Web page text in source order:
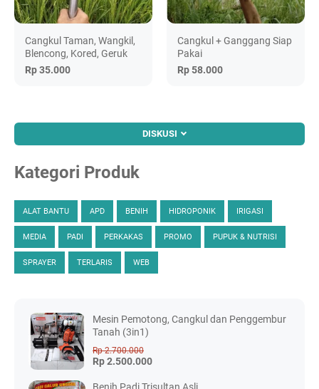
Cangkul Taman, Wangkil,
Blencong, Kored, Geruk
Rp 35.000
Cangkul + Ganggang Siap
Pakai
Rp 58.000
DISKUSI
Kategori Produk
ALAT BANTU APD BENIH HIDROPONIK IRIGASI
MEDIA PADI PERKAKAS PROMO PUPUK & NUTRISI
SPRAYER TERLARIS WEB
Mesin Pemotong, Cangkul dan Penggembur
Tanah (3in1)
Rp 2.700.000
Rp 2.500.000